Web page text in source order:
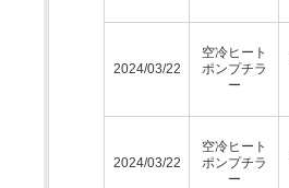
2024/03/22
空冷ヒート
ポンプチラ
ー
2024/03/22
空冷ヒート
ポンプチラ
ー